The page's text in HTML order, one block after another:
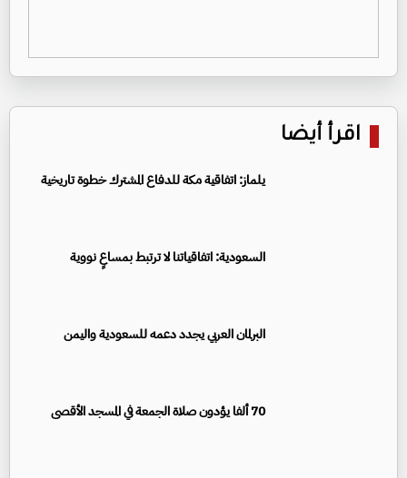
اقرأ أيضا
يلماز: اتفاقية مكة للدفاع المشترك خطوة تاريخية
السعودية: اتفاقياتنا لا ترتبط بمساعٍ نووية
البرلمان العربي يجدد دعمه للسعودية واليمن
70 ألفا يؤدون صلاة الجمعة في المسجد الأقصى